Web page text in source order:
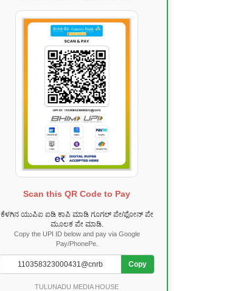
Scan this QR Code to Pay
ಕೆಳಗಿನ ಯುಪಿಐ ಐಡಿ ಕಾಪಿ ಮಾಡಿ ಗೂಗಲ್ ಪೇ/ಫೋನ್ ಪೇ
ಮೂಲಕ ಪೇ ಮಾಡಿ.
Copy the UPI ID below and pay via Google
Pay/PhonePe.
Copy
TULUNADU MEDIA HOUSE